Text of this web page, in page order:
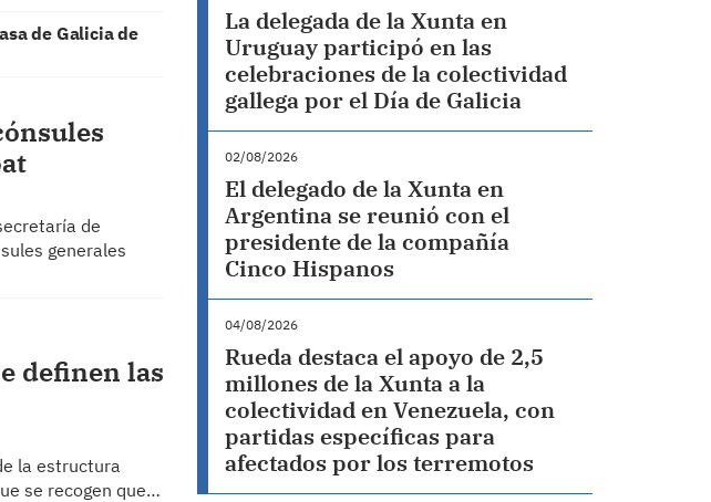
de Galicia de
de
generales
definen las
la estructura
se recogen que…
La delegada de la Xunta en
Uruguay participó en las
celebraciones de la colectividad
gallega por el Día de Galicia
02/08/2026
El delegado de la Xunta en
Argentina se reunió con el
presidente de la compañía
Cinco Hispanos
04/08/2026
Rueda destaca el apoyo de 2,5
millones de la Xunta a la
colectividad en Venezuela, con
partidas específicas para
afectados por los terremotos